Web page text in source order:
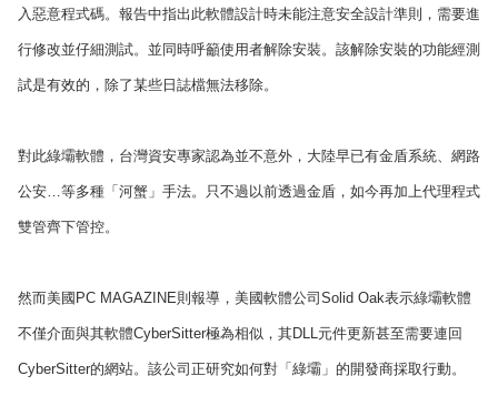
入惡意程式碼。報告中指出此軟體設計時未能注意安全設計準則，需要進
行修改並仔細測試。並同時呼籲使用者解除安裝。該解除安裝的功能經測
試是有效的，除了某些日誌檔無法移除。
對此綠壩軟體，台灣資安專家認為並不意外，大陸早已有金盾系統、網路
公安…等多種「河蟹」手法。只不過以前透過金盾，如今再加上代理程式
雙管齊下管控。
然而美國 PC MAGAZINE則報導，美國軟體公司 Solid Oak表示綠壩軟體
不僅介面與其軟體CyberSitter極為相似，其DLL元件更新甚至需要連回
CyberSitter的網站。該公司 正研究如何對「綠壩」的開發商採取行動。